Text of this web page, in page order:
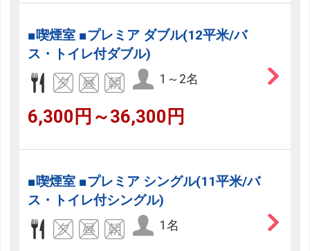
■喫煙室 ■プレミア ダブル(12平米/バ
ス・トイレ付ダブル)
1～2名
6,300円～36,300円
■喫煙室 ■プレミア シングル(11平米/バ
ス・トイレ付シングル)
1名